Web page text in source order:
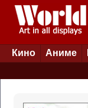
Кино Аниме